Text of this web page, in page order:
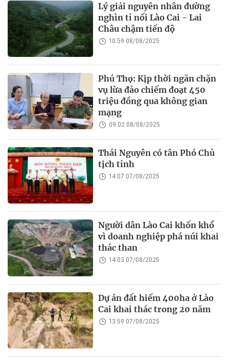
Lý giải nguyên nhân đường
nghìn tỉ nối Lào Cai - Lai
Châu chậm tiến độ
10:59 08/08/2025
Phú Thọ: Kịp thời ngăn chặn
vụ lừa đảo chiếm đoạt 450
triệu đồng qua không gian
mạng
09:02 08/08/2025
Thái Nguyên có tân Phó Chủ
tịch tỉnh
14:07 07/08/2025
Người dân Lào Cai khốn khổ
vì doanh nghiệp phá núi khai
thác than
14:03 07/08/2025
Dự án đất hiếm 400ha ở Lào
Cai khai thác trong 20 năm
13:59 07/08/2025